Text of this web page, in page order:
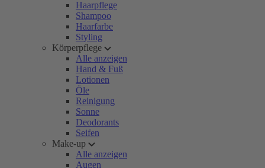
Haarpflege
Shampoo
Haarfarbe
Styling
Körperpflege
Alle anzeigen
Hand & Fuß
Lotionen
Öle
Reinigung
Sonne
Deodorants
Seifen
Make-up
Alle anzeigen
Augen